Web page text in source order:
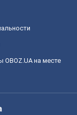
OBOZ.UA на месте